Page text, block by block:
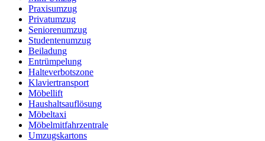
Praxisumzug
Privatumzug
Seniorenumzug
Studentenumzug
Beiladung
Entrümpelung
Halteverbotszone
Klaviertransport
Möbellift
Haushaltsauflösung
Möbeltaxi
Möbelmitfahrzentrale
Umzugskartons